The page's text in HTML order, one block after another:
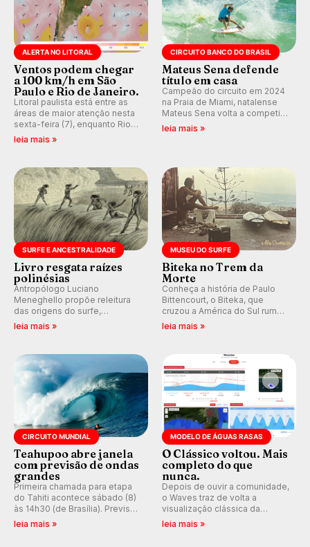
ALERTA NO LITORAL
Ventos podem chegar
a 100 km/h em São
Paulo e Rio de Janeiro.
Litoral paulista está entre as
áreas de maior atenção nesta
sexta-feira (7), enquanto Rio
de Janeiro também recebe
km/h em Itanhaém.
leia mais »
CIRCUITO BANCO DO BRASIL
Mateus Sena defende
título em casa
Campeão do circuito em 2024
na Praia de Miami, natalense
Mateus Sena volta a competir
em casa em busca de manter a
leia mais »
SURFE E ANCESTRALIDADE
Livro resgata raízes
polinésias
Antropólogo Luciano
Meneghello propõe releitura
das origens do surfe,
resgatando a cultura polinésia
prática em esporte e indústria.
leia mais »
MUSEU DO SURFE
Biteka no Trem da
Morte
Conheça a história de Paulo
Bittencourt, o Biteka, que
cruzou a América do Sul rumo
ao Pacífico em uma jornada
leia mais »
CIRCUITO MUNDIAL
Teahupoo abre janela
com previsão de ondas
grandes
Primeira chamada para etapa
do Tahiti acontece sábado (8)
às 14h30 (de Brasília). Previsão
indica swell consistente.
leia mais »
MODELO DE ÁGUAS RASAS
O Clássico voltou. Mais
completo do que
nunca.
Depois de ouvir a comunidade,
o Waves traz de volta a
visualização clássica da
previsão de águas rasas,
leia mais »